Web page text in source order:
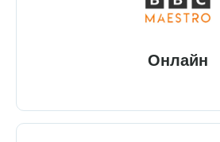
Онлайн